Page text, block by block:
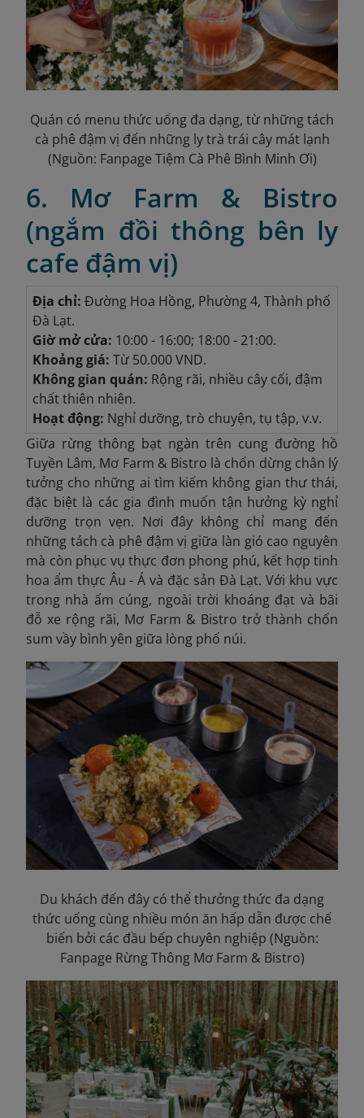
Quán có menu thức uống đa dạng, từ những tách
cà phê đậm vị đến những ly trà trái cây mát lạnh
(Nguồn: Fanpage Tiệm Cà Phê Bình Minh Ơi)
6. Mơ Farm & Bistro
(ngắm đồi thông bên ly
cafe đậm vị)
Địa chỉ: Đường Hoa Hồng, Phường 4, Thành phố
Đà Lạt.
Giờ mở cửa: 10:00 - 16:00; 18:00 - 21:00.
Khoảng giá: Từ 50.000 VND.
Không gian quán: Rộng rãi, nhiều cây cối, đậm
chất thiên nhiên.
Hoạt động: Nghỉ dưỡng, trò chuyện, tụ tập, v.v.
Giữa rừng thông bạt ngàn trên cung đường hồ
Tuyền Lâm, Mơ Farm & Bistro là chốn dừng chân lý
tưởng cho những ai tìm kiếm không gian thư thái,
đặc biệt là các gia đình muốn tận hưởng kỳ nghỉ
dưỡng trọn vẹn. Nơi đây không chỉ mang đến
những tách cà phê đậm vị giữa làn gió cao nguyên
mà còn phục vụ thực đơn phong phú, kết hợp tinh
hoa ẩm thực Âu - Á và đặc sản Đà Lạt. Với khu vực
trong nhà ấm cúng, ngoài trời khoáng đạt và bãi
đỗ xe rộng rãi, Mơ Farm & Bistro trở thành chốn
sum vầy bình yên giữa lòng phố núi.
Du khách đến đây có thể thưởng thức đa dạng
thức uống cùng nhiều món ăn hấp dẫn được chế
biến bởi các đầu bếp chuyên nghiệp (Nguồn:
Fanpage Rừng Thông Mơ Farm & Bistro)